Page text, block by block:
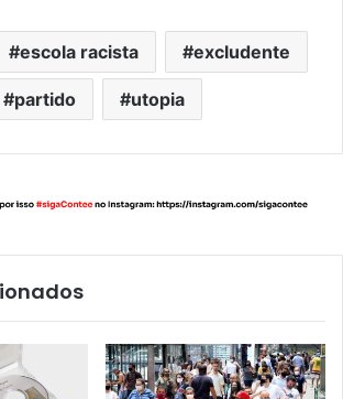
escola racista excludente
partido utopia